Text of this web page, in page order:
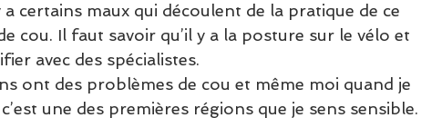
certains maux qui découlent de la pratique de ce
cou. Il faut savoir qu’il y a la posture sur le vélo et
avec des spécialistes.
ont des problèmes de cou et même moi quand je
une des premières régions que je sens sensible.